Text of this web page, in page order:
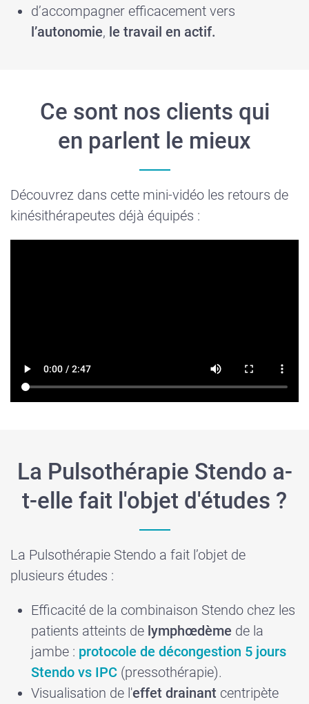
d’accompagner efficacement vers
l’autonomie, le travail en actif.
Ce sont nos clients qui
en parlent le mieux
Découvrez dans cette mini-vidéo les retours de
kinésithérapeutes déjà équipés :
La Pulsothérapie Stendo a-
t-elle fait l'objet d'études ?
La Pulsothérapie Stendo a fait l’objet de
plusieurs études :
Efficacité de la combinaison Stendo chez les
patients atteints de lymphœdème de la
jambe : protocole de décongestion 5 jours
Stendo vs IPC (pressothérapie).
Visualisation de l'effet drainant centripète